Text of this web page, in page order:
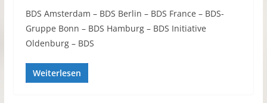
BDS Amsterdam – BDS Berlin – BDS France – BDS-
Gruppe Bonn – BDS Hamburg – BDS Initiative
Oldenburg – BDS
Weiterlesen